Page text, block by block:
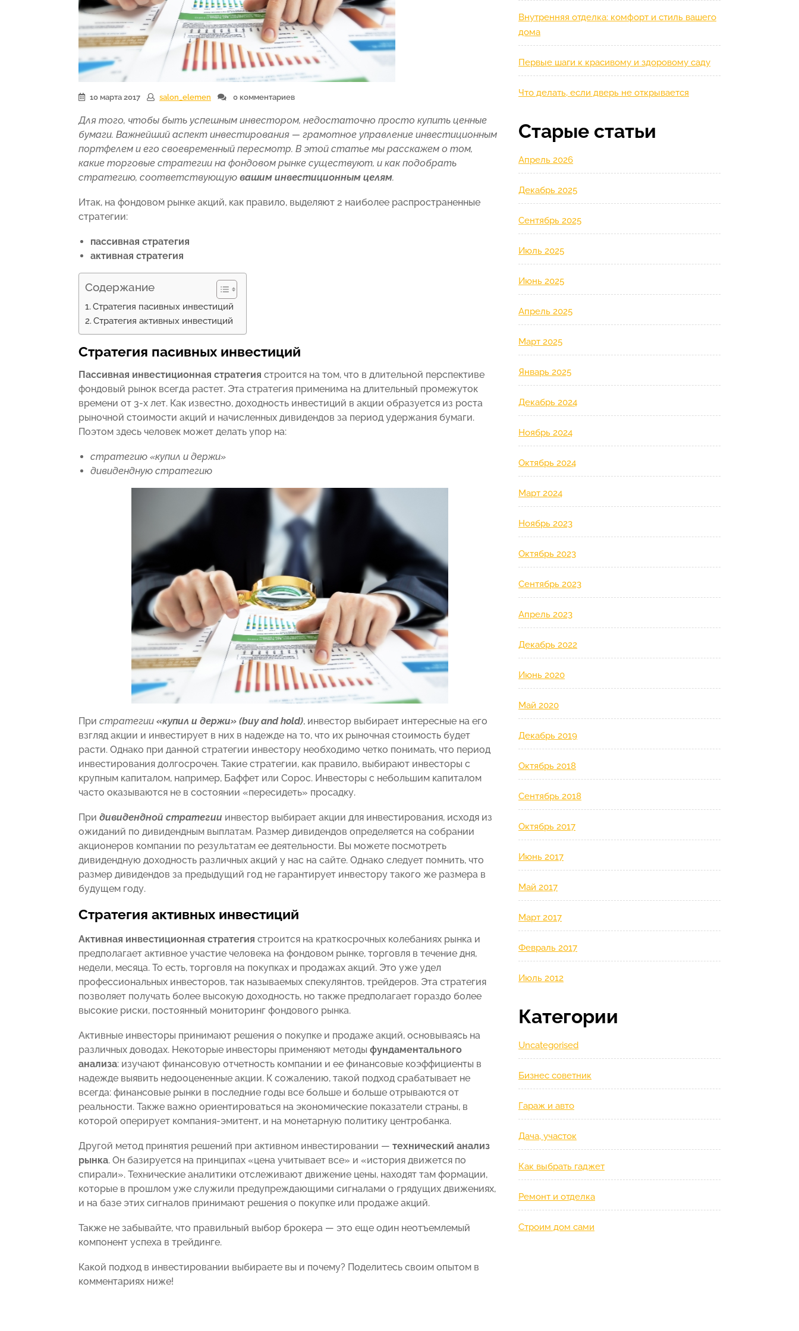
10 марта 2017 salon_elemen 0 комментариев
Для того, чтобы быть успешным инвестором, недостаточно просто купить ценные
бумаги. Важнейший аспект инвестирования — грамотное управление инвестиционным
портфелем и его своевременный пересмотр. В этой статье мы расскажем о том,
какие торговые стратегии на фондовом рынке существуют, и как подобрать
стратегию, соответствующую вашим инвестиционным целям.
Итак, на фондовом рынке акций, как правило, выделяют 2 наиболее распространенные
стратегии:
пассивная стратегия
активная стратегия
Содержание
Стратегия пасивных инвестиций
Стратегия активных инвестиций
Стратегия пасивных инвестиций
Пассивная инвестиционная стратегия строится на том, что в длительной перспективе
фондовый рынок всегда растет. Эта стратегия применима на длительный промежуток
времени от 3-х лет. Как известно, доходность инвестиций в акции образуется из роста
рыночной стоимости акций и начисленных дивидендов за период удержания бумаги.
Поэтом здесь человек может делать упор на:
стратегию «купил и держи»
дивидендную стратегию
При стратегии «купил и держи» (buy and hold), инвестор выбирает интересные на его
взгляд акции и инвестирует в них в надежде на то, что их рыночная стоимость будет
расти. Однако при данной стратегии инвестору необходимо четко понимать, что период
инвестирования долгосрочен. Такие стратегии, как правило, выбирают инвесторы с
крупным капиталом, например, Баффет или Сорос. Инвесторы с небольшим капиталом
часто оказываются не в состоянии «пересидеть» просадку.
При дивидендной стратегии инвестор выбирает акции для инвестирования, исходя из
ожиданий по дивидендным выплатам. Размер дивидендов определяется на собрании
акционеров компании по результатам ее деятельности. Вы можете посмотреть
дивидендную доходность различных акций у нас на сайте. Однако следует помнить, что
размер дивидендов за предыдущий год не гарантирует инвестору такого же размера в
будущем году.
Стратегия активных инвестиций
Активная инвестиционная стратегия строится на краткосрочных колебаниях рынка и
предполагает активное участие человека на фондовом рынке, торговля в течение дня,
недели, месяца. То есть, торговля на покупках и продажах акций. Это уже удел
профессиональных инвесторов, так называемых спекулянтов, трейдеров. Эта стратегия
позволяет получать более высокую доходность, но также предполагает гораздо более
высокие риски, постоянный мониторинг фондового рынка.
Активные инвесторы принимают решения о покупке и продаже акций, основываясь на
различных доводах. Некоторые инвесторы применяют методы фундаментального
анализа: изучают финансовую отчетность компании и ее финансовые коэффициенты в
надежде выявить недооцененные акции. К сожалению, такой подход срабатывает не
всегда: финансовые рынки в последние годы все больше и больше отрываются от
реальности. Также важно ориентироваться на экономические показатели страны, в
которой оперирует компания-эмитент, и на монетарную политику центробанка.
Другой метод принятия решений при активном инвестировании — технический анализ
рынка. Он базируется на принципах «цена учитывает все» и «история движется по
спирали». Технические аналитики отслеживают движение цены, находят там формации,
которые в прошлом уже служили предупреждающими сигналами о грядущих движениях,
и на базе этих сигналов принимают решения о покупке или продаже акций.
Также не забывайте, что правильный выбор брокера — это еще один неотъемлемый
компонент успеха в трейдинге.
Какой подход в инвестировании выбираете вы и почему? Поделитесь своим опытом в
комментариях ниже!
Внутренняя отделка: комфорт и стиль вашего
дома
Первые шаги к красивому и здоровому саду
Что делать, если дверь не открывается
Старые статьи
Апрель 2026
Декабрь 2025
Сентябрь 2025
Июль 2025
Июнь 2025
Апрель 2025
Март 2025
Январь 2025
Декабрь 2024
Ноябрь 2024
Октябрь 2024
Март 2024
Ноябрь 2023
Октябрь 2023
Сентябрь 2023
Апрель 2023
Декабрь 2022
Июнь 2020
Май 2020
Декабрь 2019
Октябрь 2018
Сентябрь 2018
Октябрь 2017
Июнь 2017
Май 2017
Март 2017
Февраль 2017
Июль 2012
Категории
Uncategorised
Бизнес советник
Гараж и авто
Дача, участок
Как выбрать гаджет
Ремонт и отделка
Строим дом сами